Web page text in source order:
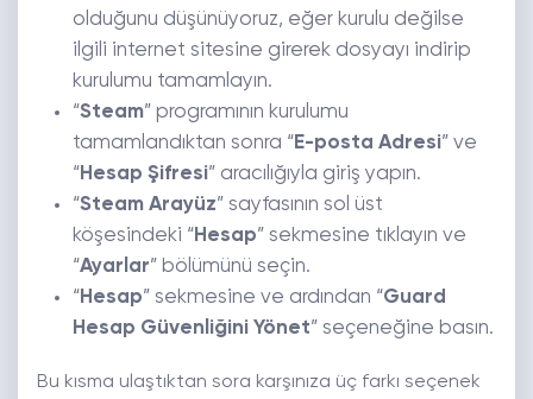
olduğunu düşünüyoruz, eğer kurulu değilse
ilgili internet sitesine girerek dosyayı indirip
kurulumu tamamlayın.
“Steam” programının kurulumu
tamamlandıktan sonra “E-posta Adresi” ve
“Hesap Şifresi” aracılığıyla giriş yapın.
“Steam Arayüz” sayfasının sol üst
köşesindeki “Hesap” sekmesine tıklayın ve
“Ayarlar” bölümünü seçin.
“Hesap” sekmesine ve ardından “Guard
Hesap Güvenliğini Yönet” seçeneğine basın.
Bu kısma ulaştıktan sora karşınıza üç farkı seçenek